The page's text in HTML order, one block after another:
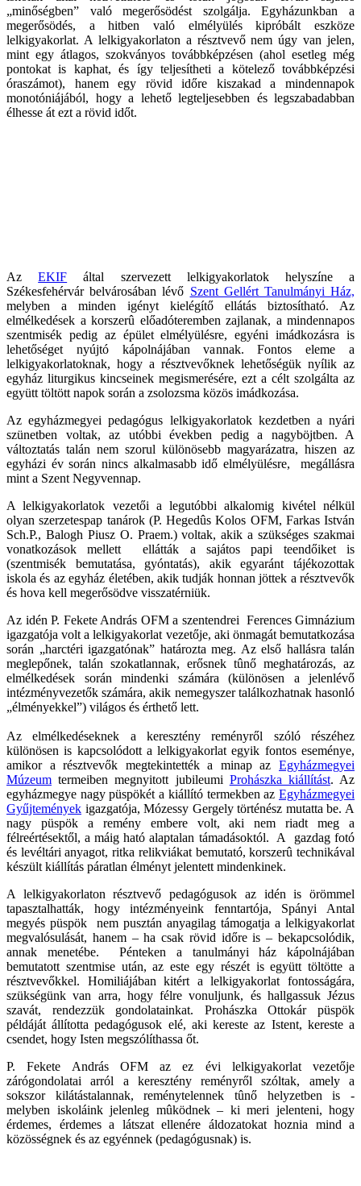
„minőségben” való megerősödést szolgálja. Egyházunkban a
megerősödés, a hitben való elmélyülés kipróbált eszköze
lelkigyakorlat. A lelkigyakorlaton a résztvevő nem úgy van jelen,
mint egy átlagos, szokványos továbbképzésen (ahol esetleg még
pontokat is kaphat, és így teljesítheti a kötelező továbbképzési
óraszámot), hanem egy rövid időre kiszakad a mindennapok
monotóniájából, hogy a lehető legteljesebben és legszabadabban
élhesse át ezt a rövid időt.
AzEKIF által szervezett lelkigyakorlatok helyszíne a
Székesfehérvár belvárosában lévő Szent Gellért Tanulmányi Ház,
melyben a minden igényt kielégítő ellátás biztosítható. Az
elmélkedések a korszerû előadóteremben zajlanak, a mindennapos
szentmisék pedig az épület elmélyülésre, egyéni imádkozásra is
lehetőséget nyújtó kápolnájában vannak. Fontos eleme a
lelkigyakorlatoknak, hogy a résztvevőknek lehetőségük nyílik az
egyház liturgikus kincseinek megismerésére, ezt a célt szolgálta az
együtt töltött napok során a zsolozsma közös imádkozása.
Az egyházmegyei pedagógus lelkigyakorlatok kezdetben a nyári
szünetben voltak, az utóbbi években pedig a nagyböjtben. A
változtatás talán nem szorul különösebb magyarázatra, hiszen az
egyházi év során nincs alkalmasabb idő elmélyülésre, megállásra
mint a Szent Negyvennap.
A lelkigyakorlatok vezetői a legutóbbi alkalomig kivétel nélkül
olyan szerzetespap tanárok (P. Hegedûs Kolos OFM, Farkas István
Sch.P., Balogh Piusz O. Praem.) voltak, akik a szükséges szakmai
vonatkozások mellett ellátták a sajátos papi teendőiket is
(szentmisék bemutatása, gyóntatás), akik egyaránt tájékozottak
iskola és az egyház életében, akik tudják honnan jöttek a résztvevők
és hova kell megerősödve visszatérniük.
Az idén P. Fekete András OFM a szentendrei Ferences Gimnázium
igazgatója volt a lelkigyakorlat vezetője, aki önmagát bemutatkozása
során „harctéri igazgatónak” határozta meg. Az első hallásra talán
meglepőnek, talán szokatlannak, erősnek tûnő meghatározás, az
elmélkedések során mindenki számára (különösen a jelenlévő
intézményvezetők számára, akik nemegyszer találkozhatnak hasonló
„élményekkel”) világos és érthető lett.
Az elmélkedéseknek a keresztény reményről szóló részéhez
különösen is kapcsolódott a lelkigyakorlat egyik fontos eseménye,
amikor a résztvevők megtekintették a minap az Egyházmegyei
Múzeum termeiben megnyitott jubileumi Prohászka kiállítást. Az
egyházmegye nagy püspökét a kiállító termekben az Egyházmegyei
Gyűjtemények igazgatója, Mózessy Gergely történész mutatta be. A
nagy püspök a remény embere volt, aki nem riadt meg a
félreértésektől, a máig ható alaptalan támadásoktól. A gazdag fotó
és levéltári anyagot, ritka relikviákat bemutató, korszerû technikával
készült kiállítás páratlan élményt jelentett mindenkinek.
A lelkigyakorlaton résztvevő pedagógusok az idén is örömmel
tapasztalhatták, hogy intézményeink fenntartója, Spányi Antal
megyés püspök nem pusztán anyagilag támogatja a lelkigyakorlat
megvalósulását, hanem – ha csak rövid időre is – bekapcsolódik,
annak menetébe. Pénteken a tanulmányi ház kápolnájában
bemutatott szentmise után, az este egy részét is együtt töltötte a
résztvevőkkel. Homiliájában kitért a lelkigyakorlat fontosságára,
szükségünk van arra, hogy félre vonuljunk, és hallgassuk Jézus
szavát, rendezzük gondolatainkat. Prohászka Ottokár püspök
példáját állította pedagógusok elé, aki kereste az Istent, kereste a
csendet, hogy Isten megszólíthassa őt.
P. Fekete András OFM az ez évi lelkigyakorlat vezetője
zárógondolatai arról a keresztény reményről szóltak, amely a
sokszor kilátástalannak, reménytelennek tûnő helyzetben is -
melyben iskoláink jelenleg mûködnek – ki meri jelenteni, hogy
érdemes, érdemes a látszat ellenére áldozatokat hoznia mind a
közösségnek és az egyénnek (pedagógusnak) is.